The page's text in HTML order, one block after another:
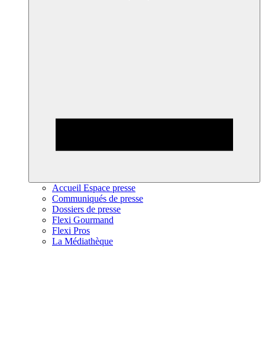
Accueil Espace presse
Communiqués de presse
Dossiers de presse
Flexi Gourmand
Flexi Pros
La Médiathèque